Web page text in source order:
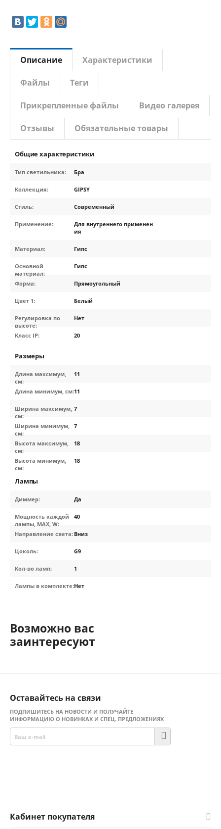
Описание Характеристики
Файлы Теги
Прикрепленные файлы Видео галерея
Отзывы Обязательные товары
Общие характеристики
Тип светильника: Бра
Коллекция: GIPSY
Стиль: Современный
Применение:
Для внутреннего применен
ия
Материал: Гипс
Основной
материал:
Гипс
Форма: Прямоугольный
Цвет 1: Белый
Регулировка по
высоте:
Нет
Класс IP: 20
Размеры
Длина максимум,
см:
11
Длина минимум, см:11
Ширина максимум,
см:
7
Ширина минимум,
см:
7
Высота максимум,
см:
18
Высота минимум,
см:
18
Лампы
Диммер: Да
Мощность каждой
лампы, MAX, W:
40
Направление света: Вниз
Цоколь: G9
Кол-во ламп: 1
Лампы в комплекте:Нет
Возможно вас
заинтересуют
Оставайтесь на связи
ПОДПИШИТЕСЬ НА НОВОСТИ И ПОЛУЧАЙТЕ
ИНФОРМАЦИЮ О НОВИНКАХ И СПЕЦ. ПРЕДЛОЖЕНИЯХ
Кабинет покупателя